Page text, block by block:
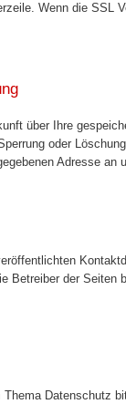
Wenn die
über Ihre
oder
Adresse an
Betreiber der
Datenschutz